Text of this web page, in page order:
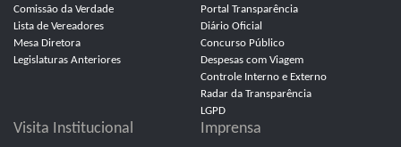
Comissão da Verdade
Lista de Vereadores
Mesa Diretora
Legislaturas Anteriores
Portal Transparência
Diário Oficial
Concurso Público
Despesas com Viagem
Controle Interno e Externo
Radar da Transparência
LGPD
Visita Institucional Imprensa